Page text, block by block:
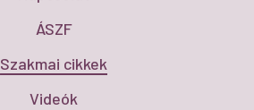
ÁSZF
Szakmai cikkek
Videók